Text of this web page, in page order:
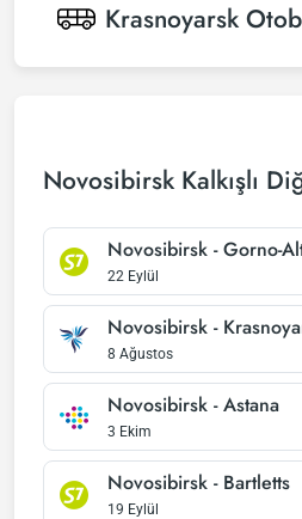
Krasnoyarsk
Novosibirsk Kalkışlı
Novosibirsk - Gorno-
22 Eylül
Novosibirsk -
8 Ağustos
Novosibirsk - Astana
3 Ekim
Novosibirsk - Bartletts
19 Eylül